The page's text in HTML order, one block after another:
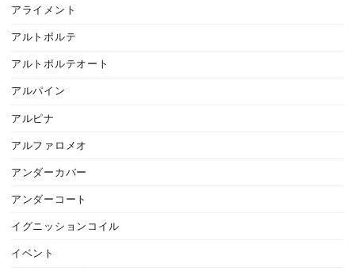
アライメント
アルトポルテ
アルトポルテオート
アルパイン
アルピナ
アルファロメオ
アンダーカバー
アンダーコート
イグニッションコイル
イベント